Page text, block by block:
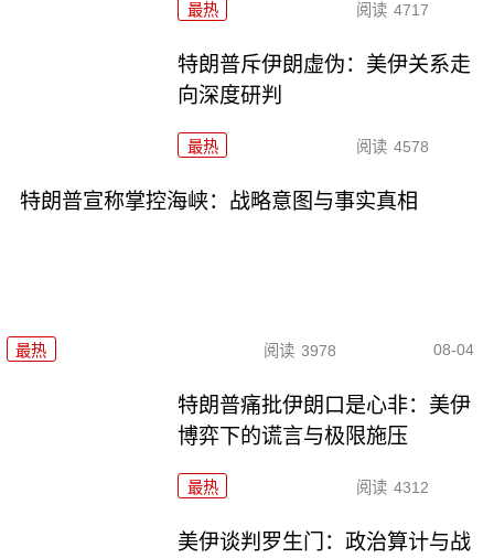
最热 阅读 4717
特朗普斥伊朗虚伪：美伊关系走
向深度研判
最热 阅读 4578
特朗普宣称掌控海峡：战略意图与事实真相
最热 阅读 3978 08-04
特朗普痛批伊朗口是心非：美伊
博弈下的谎言与极限施压
最热 阅读 4312
美伊谈判罗生门：政治算计与战